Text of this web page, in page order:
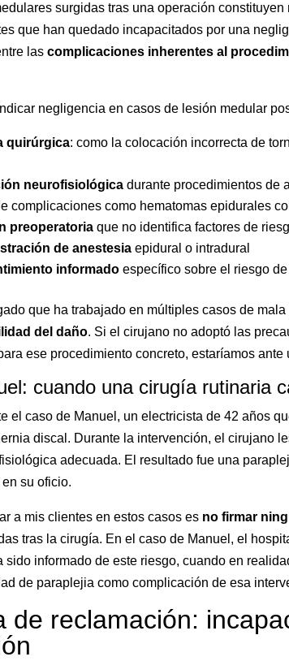
surgidas tras una operación
que han quedado incapacitados por una
lascomplicaciones inherentes al
negligencia en casos de lesión medular
quirúrgica: como la colocación incorrecta de
neurofisiológica durante procedimientos de
complicaciones como hematomas epidurales
preoperatoria que no identifica factores de
de anestesia epidural o intradural
informado específico sobre el riesgo
que ha trabajado en múltiples casos de
del daño. Si el cirujano no adoptó las
ese procedimiento concreto, estaríamos
cuando una cirugía rutinaria
el caso de Manuel, un electricista de 42 años
discal. Durante la intervención, el cirujano
adecuada. El resultado fue una
su oficio.
a mis clientes en estos casos es no firmar
tras la cirugía. En el caso de Manuel, el
sido informado de este riesgo, cuando en
de paraplejia como complicación de esa
de reclamación: